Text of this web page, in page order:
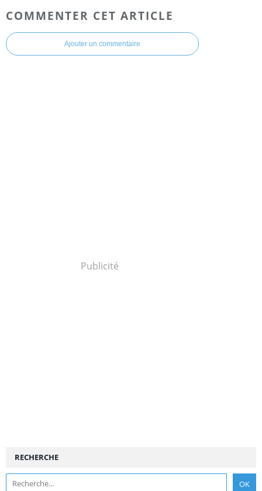
COMMENTER CET ARTICLE
Ajouter un commentaire
Publicité
RECHERCHE